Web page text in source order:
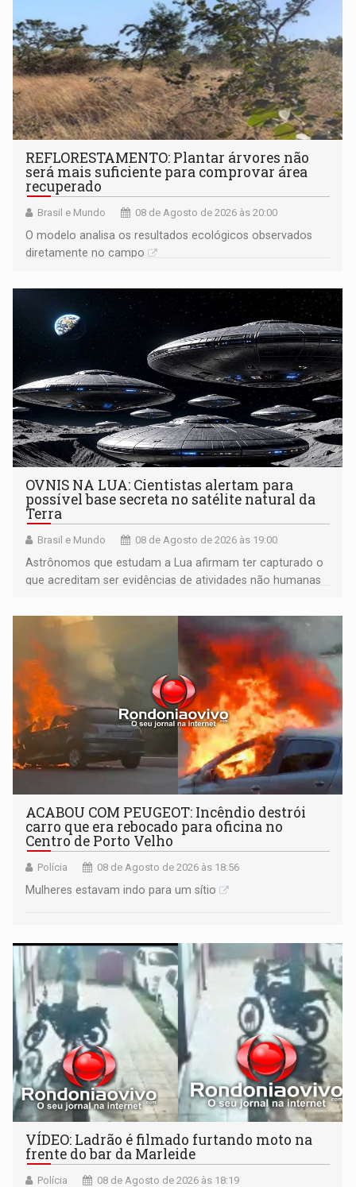
REFLORESTAMENTO: Plantar árvores não
será mais suficiente para comprovar área
recuperado
Brasil e Mundo 08 de Agosto de 2026 às 20:00
O modelo analisa os resultados ecológicos observados
diretamente no campo
OVNIS NA LUA: Cientistas alertam para
possível base secreta no satélite natural da
Terra
Brasil e Mundo 08 de Agosto de 2026 às 19:00
Astrônomos que estudam a Lua afirmam ter capturado o
que acreditam ser evidências de atividades não humanas
órbita
ACABOU COM PEUGEOT: Incêndio destrói
carro que era rebocado para oficina no
Centro de Porto Velho
Polícia 08 de Agosto de 2026 às 18:56
Mulheres estavam indo para um sítio
VÍDEO: Ladrão é filmado furtando moto na
frente do bar da Marleide
Polícia 08 de Agosto de 2026 às 18:19